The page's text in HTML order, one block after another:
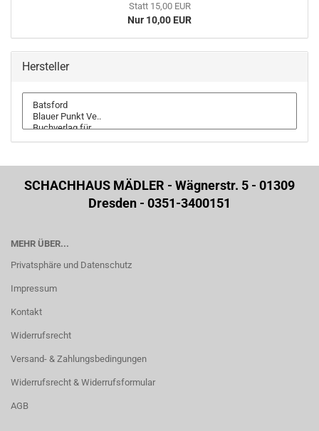
Statt 15,00 EUR
Nur 10,00 EUR
Hersteller
SCHACHHAUS MÄDLER - Wägnerstr. 5 - 01309
Dresden - 0351-3400151
MEHR ÜBER...
Privatsphäre und Datenschutz
Impressum
Kontakt
Widerrufsrecht
Versand- & Zahlungsbedingungen
Widerrufsrecht & Widerrufsformular
AGB